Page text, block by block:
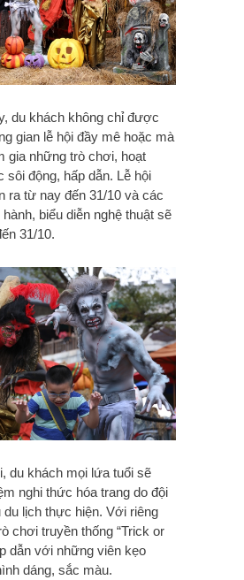
du khách không chỉ được
gian lễ hội đầy mê hoặc mà
gia những trò chơi, hoạt
sôi động, hấp dẫn. Lễ hội
ra từ nay đến 31/10 và các
hành, biểu diễn nghệ thuật sẽ
31/10.
du khách mọi lứa tuổi sẽ
nghi thức hóa trang do đội
du lịch thực hiện. Với riêng
chơi truyền thống “Trick or
dẫn với những viên kẹo
dáng, sắc màu.